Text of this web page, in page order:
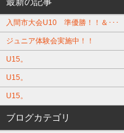
入間市大会U10 準優勝！！＆･･･
ジュニア体験会実施中！！
U15。
U15。
U15。
ブログカテゴリ